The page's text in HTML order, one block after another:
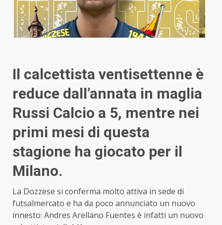
Il calcettista ventisettenne è
reduce dall’annata in maglia
Russi Calcio a 5, mentre nei
primi mesi di questa
stagione ha giocato per il
Milano.
La Dozzese si conferma molto attiva in sede di
futsalmercato e ha da poco annunciato un nuovo
innesto: Andres Arellano Fuentes è infatti un nuovo